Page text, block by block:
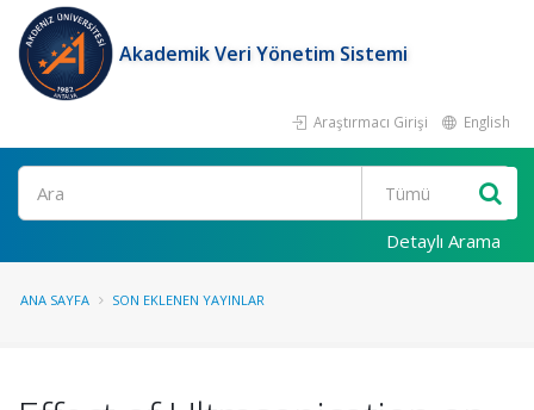
Akademik Veri Yönetim Sistemi
Araştırmacı Girişi English
Ara
Detaylı Arama
ANA SAYFA SON EKLENEN YAYINLAR